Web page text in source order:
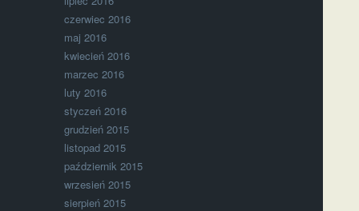
czerwiec 2016
maj 2016
kwiecień 2016
marzec 2016
luty 2016
styczeń 2016
grudzień 2015
listopad 2015
październik 2015
wrzesień 2015
sierpień 2015